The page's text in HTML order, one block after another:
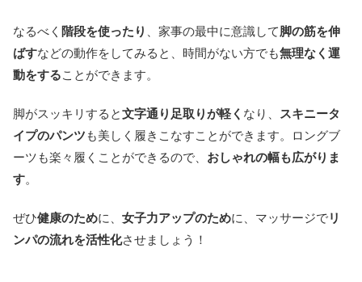
なるべく 階段を使ったり 、家事の最中に意識して脚の筋を伸
ばすなどの動作をしてみると、時間がない方でも無理なく運
動をすることができます。
脚がスッキリすると文字通り足取りが軽く なり、
スキニータ
イプのパンツ も美しく履きこなすことができます。ロングブ
ーツも楽々履くことができるので、 おしゃれの幅も広がりま
す。
ぜひ健康のために、 女子力アップのために、マッサージでリ
ンパの流れを活性化させましょう！